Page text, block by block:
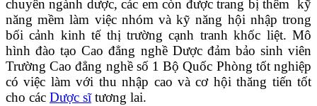
chuyên ngành dược, các em còn được trang bị thêm kỹ
năng mềm làm việc nhóm và kỹ năng hội nhập trong
bối cảnh kinh tế thị trường cạnh tranh khốc liệt. Mô
hình đào tạo Cao đẳng nghề Dược đảm bảo sinh viên
Trường Cao đẳng nghề số 1 Bộ Quốc Phòng tốt nghiệp
có việc làm với thu nhập cao và cơ hội thăng tiến tốt
cho các Dược sĩtương lai.